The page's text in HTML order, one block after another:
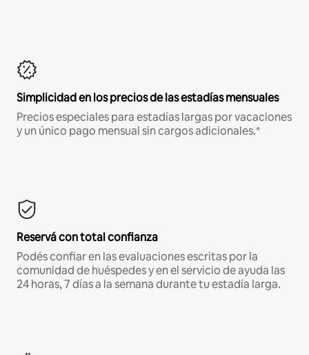
Simplicidad en los precios de las estadías mensuales
Precios especiales para estadías largas por vacaciones
y un único pago mensual sin cargos adicionales.*
Reservá con total confianza
Podés confiar en las evaluaciones escritas por la
comunidad de huéspedes y en el servicio de ayuda las
24 horas, 7 días a la semana durante tu estadía larga.